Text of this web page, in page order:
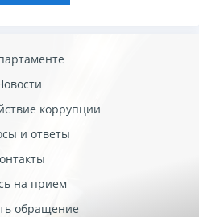
коррупции
и ответы
на прием
обращение